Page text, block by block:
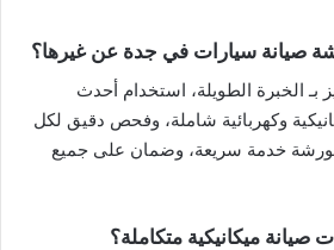
صيانة سيارات في جدة عن غيرها؟
الخبرة الطويلة، استخدام أحدث
وكهربائية شاملة، وفحص دقيق لكل
الورشة خدمة سريعة، وضمان على جميع
ميكانيكية متكاملة؟